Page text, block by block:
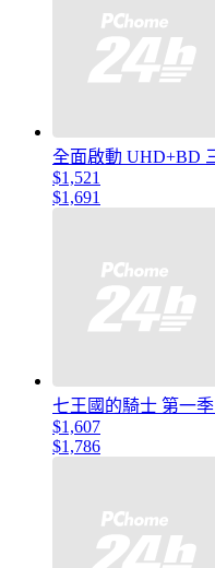
全面啟動 UHD+BD
$1,521
$1,691
七王國的騎士 第一
$1,607
$1,786